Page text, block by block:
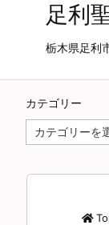
足利
栃木県足利
カテゴリー
テ
リ